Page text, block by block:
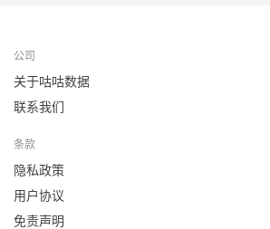
公司
关于咕咕数据
联系我们
条款
隐私政策
用户协议
免责声明